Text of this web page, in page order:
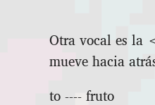
Otra vocal es la
mueve hacia
to ‑‑‑‑ fruto